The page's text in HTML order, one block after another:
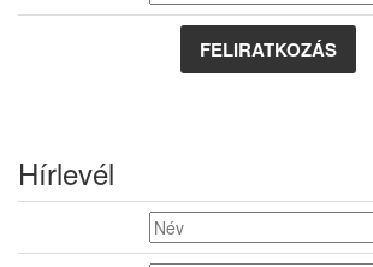
FELIRATKOZÁS
Hírlevél